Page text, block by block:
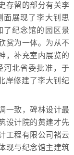
存留的部分有关李
面展现了李大钊思
了纪念馆的园区景
赏为一体。为从不
，补充室内展览的
河北省委批准，于
岸修建了李大钊纪
致，碑林设计最
设计院的黄建才先
工程有限公司褚云
现与纪念馆主建筑